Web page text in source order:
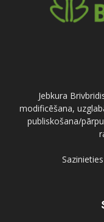
Jebkura
modificēšana,
publiskošana/